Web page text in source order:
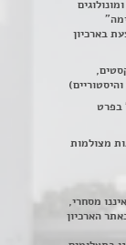
בארכיון
בפרט
ובו ניתן לצפות ב- 400 הצגות מצולמות
מסחרי,
הארכיון